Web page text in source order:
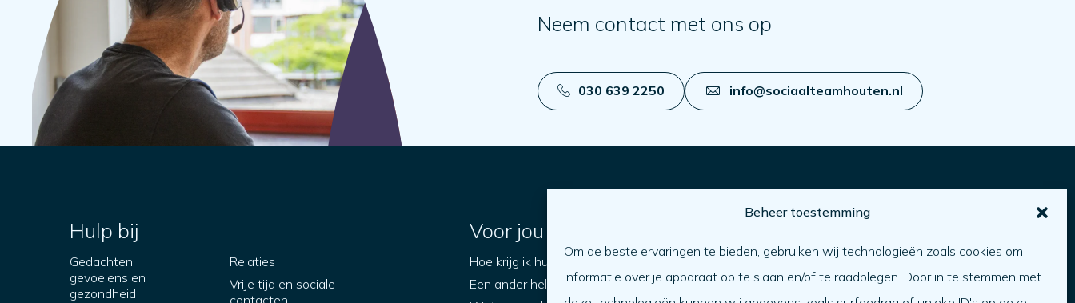
Beheer toestemming
Om de beste ervaringen te bieden, gebruiken wij technologieën zoals cookies om
informatie over je apparaat op te slaan en/of te raadplegen. Door in te stemmen met
Neem contact met ons op
030 639 2250 info@sociaalteamhouten.nl
Hulp bij
Gedachten,
gevoelens en
gezondheid
Relaties
Vrije tijd en sociale
contacten
Voor jou
Hoe krijg ik hulp?
Een ander helpen
Over ons
Werken bij